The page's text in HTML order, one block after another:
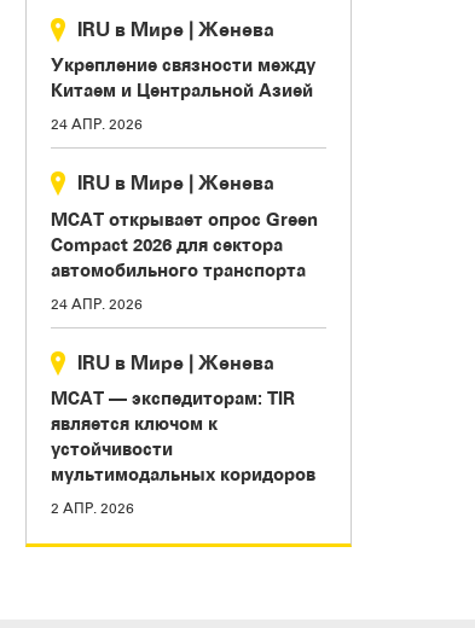
IRU в Мире | Женева
Укрепление связности между
Китаем и Центральной Азией
24 АПР. 2026
IRU в Мире | Женева
МСАТ открывает опрос Green
Compact 2026 для сектора
автомобильного транспорта
24 АПР. 2026
IRU в Мире | Женева
МСАТ — экспедиторам: TIR
является ключом к
устойчивости
мультимодальных коридоров
2 АПР. 2026